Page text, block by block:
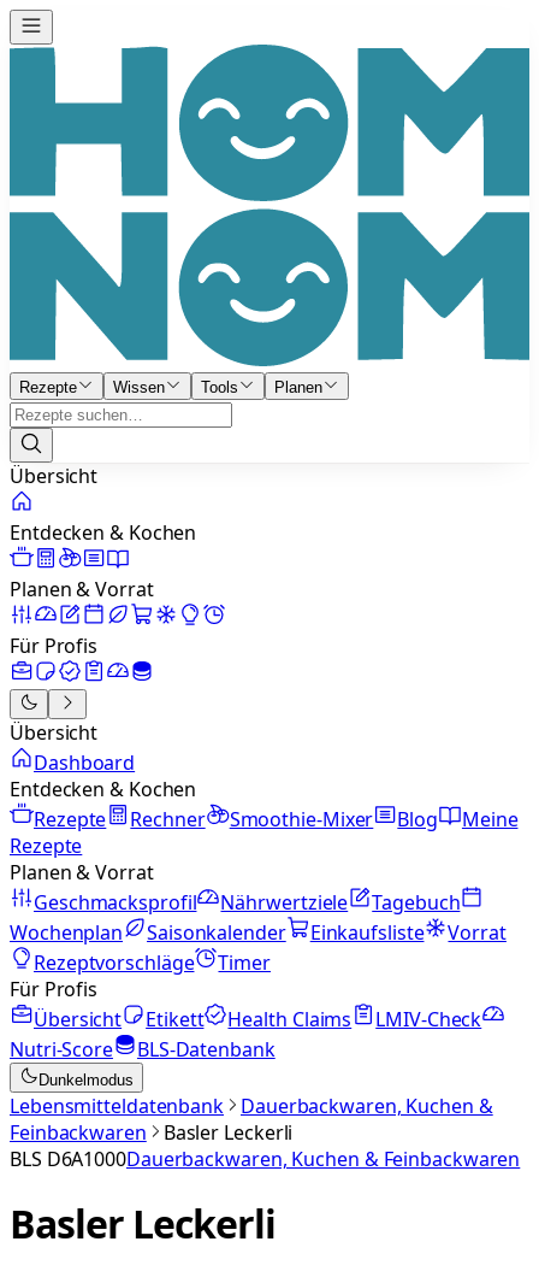
Rezepte Wissen Tools Planen
Übersicht
Entdecken & Kochen
Planen & Vorrat
Für Profis
Übersicht
Dashboard
Entdecken & Kochen
Rezepte
Rechner Smoothie-Mixer Blog
Meine
Rezepte
Planen & Vorrat
Geschmacksprofil
Nährwertziele
Tagebuch
Wochenplan
Saisonkalender Einkaufsliste
Vorrat
Rezeptvorschläge
Timer
Für Profis
Übersicht
Etikett Health Claims
LMIV-Check
Nutri-Score
BLS-Datenbank
Dunkelmodus
Lebensmitteldatenbank
Dauerbackwaren, Kuchen &
Feinbackwaren
Basler Leckerli
BLS D6A1000Dauerbackwaren, Kuchen & Feinbackwaren
Basler Leckerli